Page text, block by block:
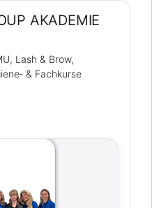
AKADEMIE
Lash & Brow,
& Fachkurse